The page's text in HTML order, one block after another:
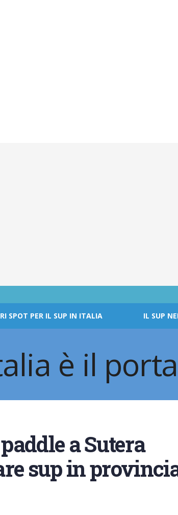
SPOT PER IL SUP IN ITALIA IL SUP
a Sutera
sup in